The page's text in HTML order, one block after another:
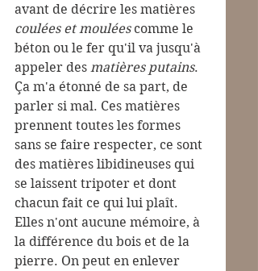
avant de décrire les matières
coulées et moulées comme le
béton ou le fer qu'il va jusqu'à
appeler des matières putains.
Ça m'a étonné de sa part, de
parler si mal. Ces matières
prennent toutes les formes
sans se faire respecter, ce sont
des matières libidineuses qui
se laissent tripoter et dont
chacun fait ce qui lui plaît.
Elles n'ont aucune mémoire, à
la différence du bois et de la
pierre. On peut en enlever